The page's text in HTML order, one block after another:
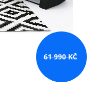
61 990 KČ